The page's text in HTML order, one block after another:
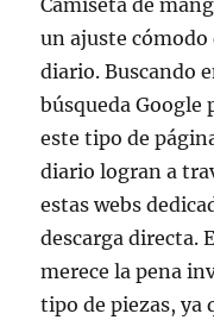
Camiseta de
un ajuste cómodo
diario. Buscando
búsqueda Google
este tipo de
diario logran a
estas webs
descarga directa.
merece la pena
tipo de piezas, ya